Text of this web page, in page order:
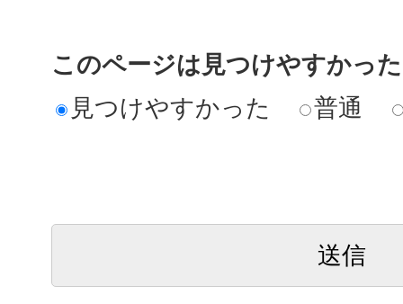
このページは見つけやすかっ
見つけやすかった
普通